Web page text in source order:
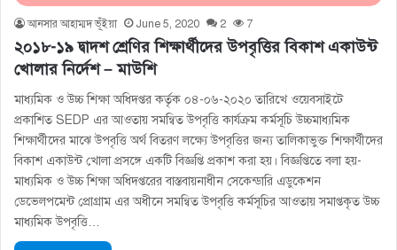
আনসার আহাম্মদ ভূঁইয়া June 5, 2020 2 7
২০১৮-১৯ দ্বাদশ শ্রেণির শিক্ষার্থীদের উপবৃত্তির বিকাশ একাউন্ট
খোলার নির্দেশ – মাউশি
মাধ্যমিক ও উচ্চ শিক্ষা অধিদপ্তর কর্তৃক ০৪-০৬-২০২০ তারিখে ওয়েবসাইটে
প্রকাশিত SEDP এর আওতায় সমন্বিত উপবৃত্তি কার্যক্রম কর্মসূচি উচ্চমাধ্যমিক
শিক্ষার্থীদের মাঝে উপবৃত্তি অর্থ বিতরণ লক্ষ্যে উপবৃত্তির জন্য তালিকাভুক্ত শিক্ষার্থীদের
বিকাশ একাউন্ট খোলা প্রসঙ্গে একটি বিজ্ঞপ্তি প্রকাশ করা হয়। বিজ্ঞপ্তিতে বলা হয়-
মাধ্যমিক ও উচ্চ শিক্ষা অধিদপ্তরের বাস্তবায়নাধীন সেকেন্ডারি এডুকেশন
ডেভেলপমেন্ট প্রোগ্রাম এর অধীনে সমন্বিত উপবৃত্তি কর্মসূচির আওতায় সমাপ্তকৃত উচ্চ
মাধ্যমিক উপবৃত্তি…